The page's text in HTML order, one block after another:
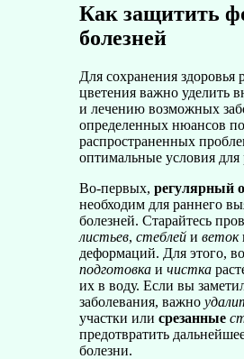
Как защитить
болезней
Для сохранения здоровья
цветения важно уделить
и лечению возможных
определенных нюансов
распространенных
оптимальные условия для
Во-первых, регулярный
необходим для раннего
болезней. Старайтесь
листьев, стеблей и веток
деформаций. Для этого,
подготовка и чистка
их в воду. Если вы
заболевания, важно
участки или срезанные
предотвратить
болезни.